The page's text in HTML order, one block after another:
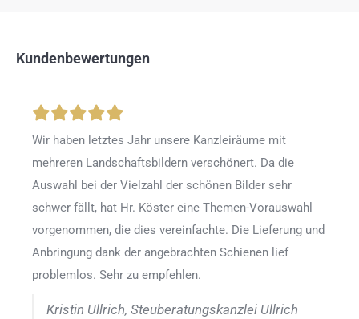
Kundenbewertungen
Wir haben letztes Jahr unsere Kanzleiräume mit
mehreren Landschaftsbildern verschönert. Da die
Auswahl bei der Vielzahl der schönen Bilder sehr
schwer fällt, hat Hr. Köster eine Themen-Vorauswahl
vorgenommen, die dies vereinfachte. Die Lieferung und
Anbringung dank der angebrachten Schienen lief
problemlos. Sehr zu empfehlen.
Kristin Ullrich, Steuberatungskanzlei Ullrich